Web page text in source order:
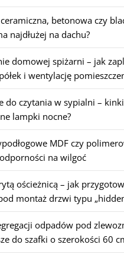
betonowa czy
najdłużej na dachu?
domowej spiżarni – jak
i wentylację
do czytania w sypialni –
lampki nocne?
MDF czy
na wilgoć
ościeżnicą – jak
montaż drzwi typu
odpadów pod
do szafki o szerokości 60